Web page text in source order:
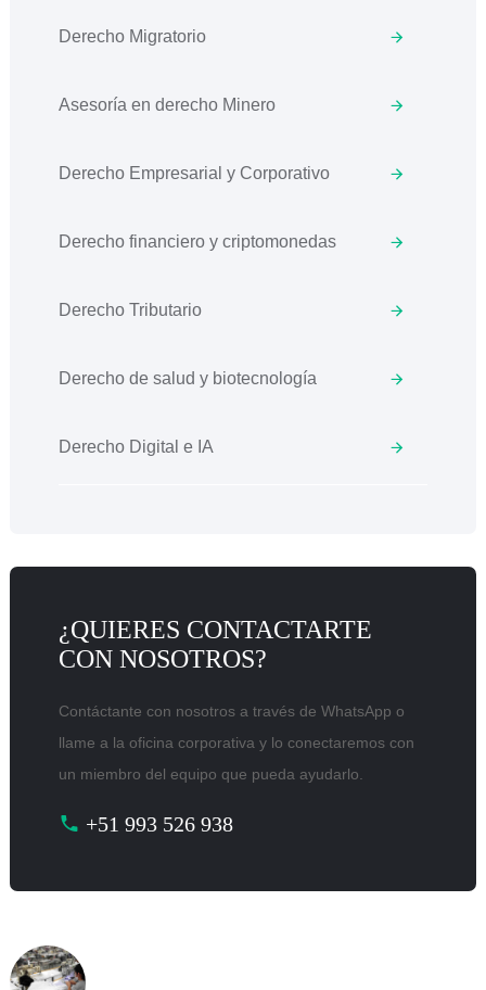
Derecho Migratorio
Asesoría en derecho Minero
Derecho Empresarial y Corporativo
Derecho financiero y criptomonedas
Derecho Tributario
Derecho de salud y biotecnología
Derecho Digital e IA
¿QUIERES CONTACTARTE
CON NOSOTROS?
Contáctante con nosotros a través de WhatsApp o
llame a la oficina corporativa y lo conectaremos con
un miembro del equipo que pueda ayudarlo.
+51 993 526 938